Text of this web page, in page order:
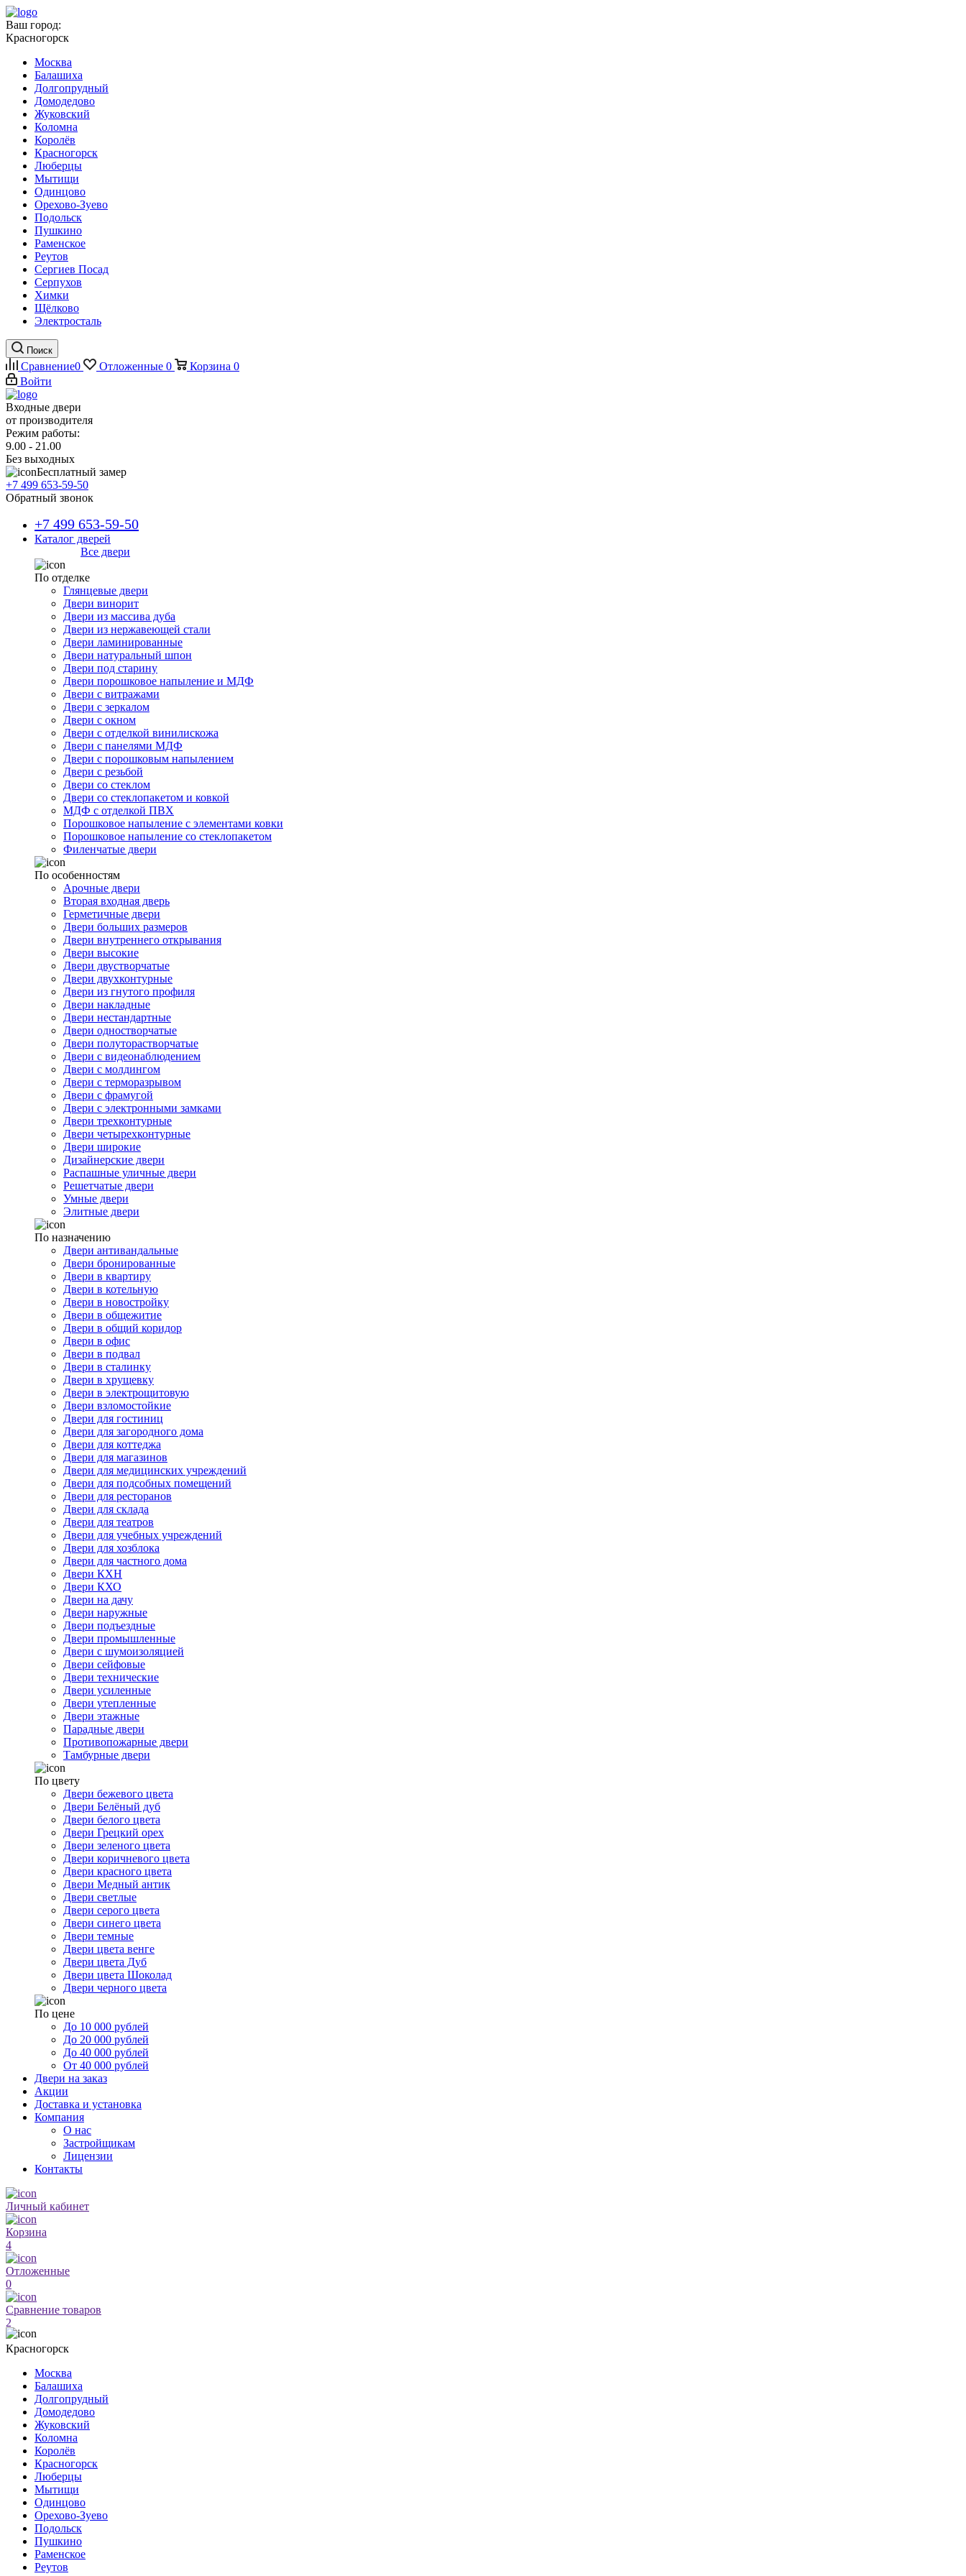
Ваш город:
Красногорск
Москва
Балашиха
Долгопрудный
Домодедово
Жуковский
Коломна
Королёв
Красногорск
Люберцы
Мытищи
Одинцово
Орехово-Зуево
Подольск
Пушкино
Раменское
Реутов
Сергиев Посад
Серпухов
Химки
Щёлково
Электросталь
Поиск
Сравнение0 Отложенные 0 Корзина 0
Войти
Входные двери
от производителя
Режим работы:
9.00 - 21.00
Без выходных
Бесплатный замер
+7 499 653-59-50
Обратный звонок
+7 499 653-59-50
Каталог дверей
Все двери
По отделке
Глянцевые двери
Двери винорит
Двери из массива дуба
Двери из нержавеющей стали
Двери ламинированные
Двери натуральный шпон
Двери под старину
Двери порошковое напыление и МДФ
Двери с витражами
Двери с зеркалом
Двери с окном
Двери с отделкой винилискожа
Двери с панелями МДФ
Двери с порошковым напылением
Двери с резьбой
Двери со стеклом
Двери со стеклопакетом и ковкой
МДФ с отделкой ПВХ
Порошковое напыление с элементами ковки
Порошковое напыление со стеклопакетом
Филенчатые двери
По особенностям
Арочные двери
Вторая входная дверь
Герметичные двери
Двери больших размеров
Двери внутреннего открывания
Двери высокие
Двери двустворчатые
Двери двухконтурные
Двери из гнутого профиля
Двери накладные
Двери нестандартные
Двери одностворчатые
Двери полуторастворчатые
Двери с видеонаблюдением
Двери с молдингом
Двери с терморазрывом
Двери с фрамугой
Двери с электронными замками
Двери трехконтурные
Двери четырехконтурные
Двери широкие
Дизайнерские двери
Распашные уличные двери
Решетчатые двери
Умные двери
Элитные двери
По назначению
Двери антивандальные
Двери бронированные
Двери в квартиру
Двери в котельную
Двери в новостройку
Двери в общежитие
Двери в общий коридор
Двери в офис
Двери в подвал
Двери в сталинку
Двери в хрущевку
Двери в электрощитовую
Двери взломостойкие
Двери для гостиниц
Двери для загородного дома
Двери для коттеджа
Двери для магазинов
Двери для медицинских учреждений
Двери для подсобных помещений
Двери для ресторанов
Двери для склада
Двери для театров
Двери для учебных учреждений
Двери для хозблока
Двери для частного дома
Двери КХН
Двери КХО
Двери на дачу
Двери наружные
Двери подъездные
Двери промышленные
Двери с шумоизоляцией
Двери сейфовые
Двери технические
Двери усиленные
Двери утепленные
Двери этажные
Парадные двери
Противопожарные двери
Тамбурные двери
По цвету
Двери бежевого цвета
Двери Белёный дуб
Двери белого цвета
Двери Грецкий орех
Двери зеленого цвета
Двери коричневого цвета
Двери красного цвета
Двери Медный антик
Двери светлые
Двери серого цвета
Двери синего цвета
Двери темные
Двери цвета венге
Двери цвета Дуб
Двери цвета Шоколад
Двери черного цвета
По цене
До 10 000 рублей
До 20 000 рублей
До 40 000 рублей
От 40 000 рублей
Двери на заказ
Акции
Доставка и установка
Компания
О нас
Застройщикам
Лицензии
Контакты
Личный кабинет
Корзина
4
Отложенные
0
Сравнение товаров
2
Красногорск
Москва
Балашиха
Долгопрудный
Домодедово
Жуковский
Коломна
Королёв
Красногорск
Люберцы
Мытищи
Одинцово
Орехово-Зуево
Подольск
Пушкино
Раменское
Реутов